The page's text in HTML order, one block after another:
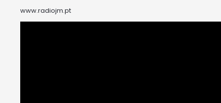
www.radiojm.pt